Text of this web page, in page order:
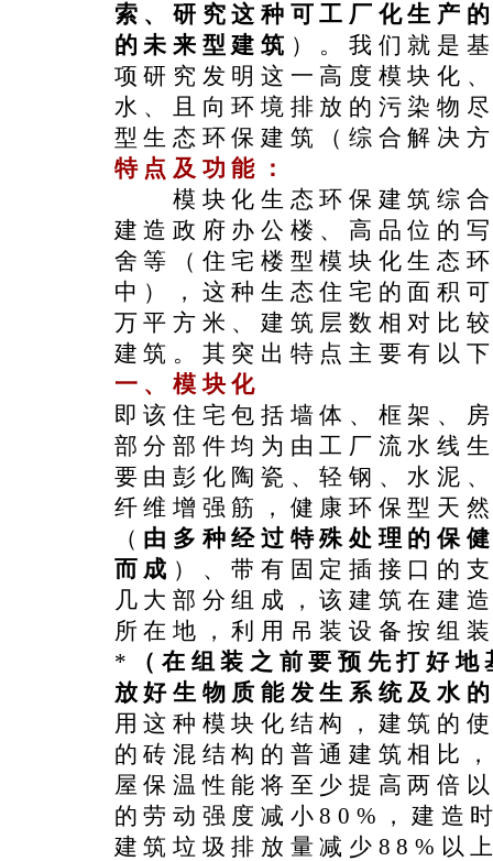
索、研究这种可工厂化生产
的未来型建筑 ）。我们就是
项研究发明这一高度模块化
水、且向环境排放的污染物
型生态环保建筑（综合解决
特点及功能：
模块化生态环保建筑综合
建造政府办公楼、高品位的
舍等（住宅楼型模块化生态
中），这种生态住宅的面积
万平方米、建筑层数相对比
建筑。其突出特点主要有以
一、模块化
即该住宅包括墙体、框架、
部分部件均为由工厂流水线
要由彭化陶瓷、轻钢、水泥
纤维增强筋，健康环保型天
（ 由多种经过特殊处理的保
而成 ）、带有固定插接口的
几大部分组成，该建筑在建
所在地，利用吊装设备按组
*
（在组装之前要预先打好
放好生物质能发生系统及水
用这种模块化结构，建筑的
的砖混结构的普通建筑相比
屋保温性能将至少提高两倍
的劳动强度减小80%，建造
建筑垃圾排放量减少88%以